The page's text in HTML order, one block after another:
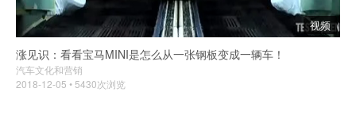
视频
涨见识：看看宝马MINI是怎么从一张钢板变成一辆车！
汽车文化和营销
2018-12-05 • 5430次浏览